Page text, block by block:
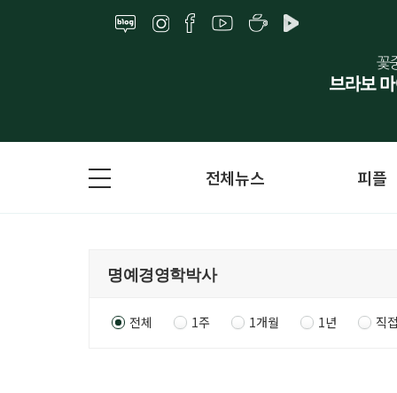
전체뉴스 피플
전체 1주 1개월 1년 직